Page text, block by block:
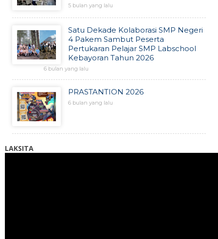
5 bulan yang lalu
Satu Dekade Kolaborasi SMP Negeri
4 Pakem Sambut Peserta
Pertukaran Pelajar SMP Labschool
Kebayoran Tahun 2026
6 bulan yang lalu
PRASTANTION 2026
6 bulan yang lalu
LAKSITA